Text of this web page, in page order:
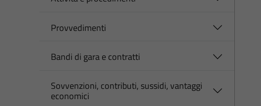
Provvedimenti
Bandi di gara e contratti
Sovvenzioni, contributi, sussidi, vantaggi
economici